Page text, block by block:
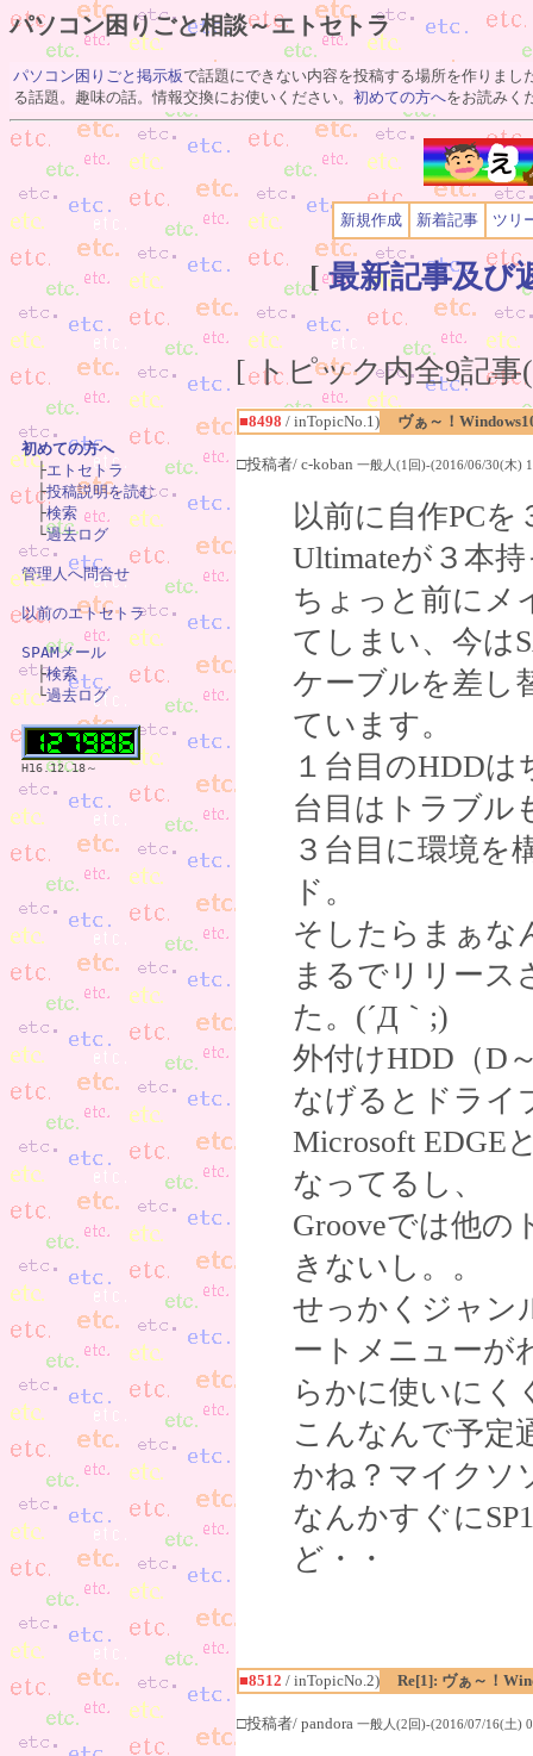
パソコン困りごと相談～エトセトラ
パソコン困りごと掲示板で話題にできない内容を投稿する場所を作りまし
る話題。趣味の話。情報交換にお使いください。 初めての方へをお読みく
新規作成 新着記事 ツリ
[最新記事及び
[ トピック内全9記
■8498 / inTopicNo.1) ヴぁ～！
□投稿者/ c-koban 一般人(1回)-(2016/06/30(木)
以前に自作PCを
Ultimateが３本
ちょっと前にメ
てしまい、今は
ケーブルを差し
ています。
１台目のHDD
台目はトラブル
３台目に環境を
ド。
そしたらまぁな
まるでリリース
た。(´Д｀;)
外付けHDD（D
なげるとドライ
Microsoft EDGE
なってるし、
Grooveでは他の
きないし。。
せっかくジャン
ートメニューが
らかに使いにく
こんなんで予定
かね？マイクソ
なんかすぐに
ど・・
■8512 / inTopicNo.2) Re[1]: ヴぁ～！
□投稿者/ pandora 一般人(2回)-(2016/07/16(土)
初めての方へ
├エトセトラ
├投稿説明を読む
├検索
└過去ログ
管理人へ問合せ
以前のエトセトラ
SPAMメール
├検索
└過去ログ
H16.12.18～